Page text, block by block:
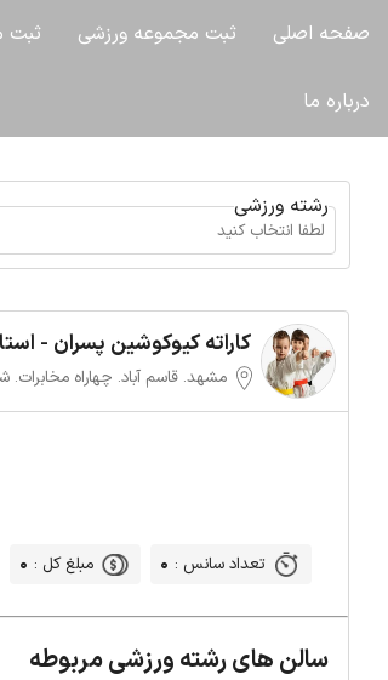
صفحه اصلی ثبت مجموعه ورزشی ثبت
درباره ما
رشته ورزشی
لطفا انتخاب کنید
کاراته کیوکوشین پسران -
باشگاه شهید همت
تعداد سانس : 0 مبلغ کل : 0
سالن های رشته ورزشی مربوطه